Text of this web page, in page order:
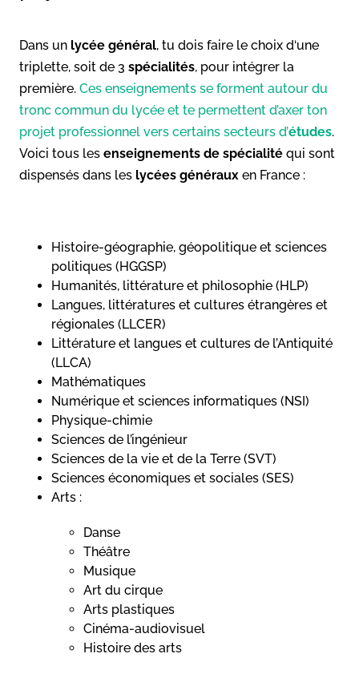
Dans un lycée général, tu dois faire le choix d‘une
triplette, soit de 3 spécialités, pour intégrer la
première. Ces enseignements se forment autour du
tronc commun du lycée et te permettent d’axer ton
projet professionnel vers certains secteurs d’études.
Voici tous les enseignements de spécialité qui sont
dispensés dans les lycées généraux en France :
Histoire-géographie, géopolitique et sciences
politiques (HGGSP)
Humanités, littérature et philosophie (HLP)
Langues, littératures et cultures étrangères et
régionales (LLCER)
Littérature et langues et cultures de l’Antiquité
(LLCA)
Mathématiques
Numérique et sciences informatiques (NSI)
Physique-chimie
Sciences de l’ingénieur
Sciences de la vie et de la Terre (SVT)
Sciences économiques et sociales (SES)
Arts :
Danse
Théâtre
Musique
Art du cirque
Arts plastiques
Cinéma-audiovisuel
Histoire des arts